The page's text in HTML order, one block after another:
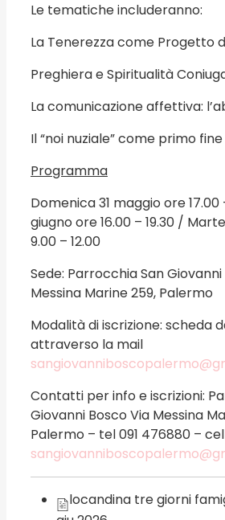
Le tematiche includeranno:
La Tenerezza come Progetto
Preghiera e Spiritualità
La comunicazione affettiva:
Il “noi nuziale” come primo
Programma
Domenica 31 maggio ore 17.00
giugno ore 16.00 – 19.30 /
9.00 – 12.00
Sede: Parrocchia San
Messina Marine 259, Palermo
Modalità di iscrizione: scheda
attraverso la mail
Contatti per info e iscrizioni:
Giovanni Bosco Via Messina
Palermo – tel 091 476880 –
locandina tre giorni